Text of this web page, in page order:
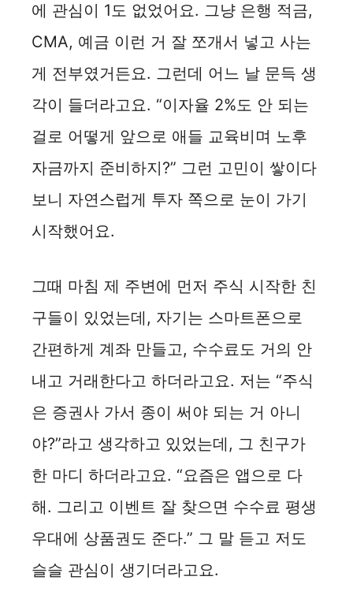
에 관심이 1도 없었어요. 그냥 은행 적금,
CMA, 예금 이런 거 잘 쪼개서 넣고 사는
게 전부였거든요. 그런데 어느 날 문득 생
각이 들더라고요. “이자율 2%도 안 되는
걸로 어떻게 앞으로 애들 교육비며 노후
자금까지 준비하지?” 그런 고민이 쌓이다
보니 자연스럽게 투자 쪽으로 눈이 가기
시작했어요.
그때 마침 제 주변에 먼저 주식 시작한 친
구들이 있었는데, 자기는 스마트폰으로
간편하게 계좌 만들고, 수수료도 거의 안
내고 거래한다고 하더라고요. 저는 “주식
은 증권사 가서 종이 써야 되는 거 아니
야?”라고 생각하고 있었는데, 그 친구가
한 마디 하더라고요. “요즘은 앱으로 다
해. 그리고 이벤트 잘 찾으면 수수료 평생
우대에 상품권도 준다.” 그 말 듣고 저도
슬슬 관심이 생기더라고요.